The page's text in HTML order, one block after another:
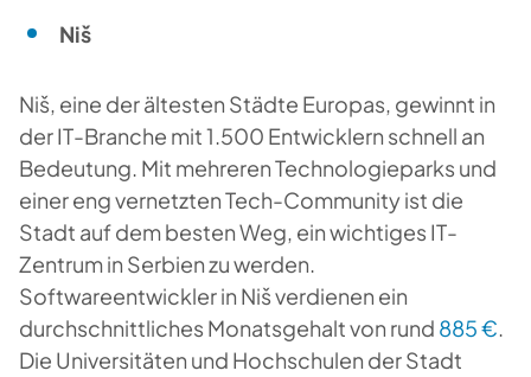
Niš
Niš, eine der ältesten Städte Europas, gewinnt in
der IT-Branche mit 1.500 Entwicklern schnell an
Bedeutung. Mit mehreren Technologieparks und
einer eng vernetzten Tech-Community ist die
Stadt auf dem besten Weg, ein wichtiges IT-
Zentrum in Serbien zu werden.
Softwareentwickler in Niš verdienen ein
durchschnittliches Monatsgehalt von rund 885 €.
Die Universitäten und Hochschulen der Stadt